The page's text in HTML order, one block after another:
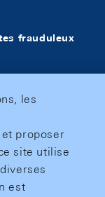
frauduleux
les
proposer
site utilise
est